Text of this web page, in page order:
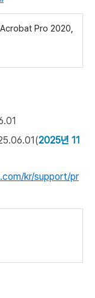
Pro 2020,
2025년 11
kr/support/pr